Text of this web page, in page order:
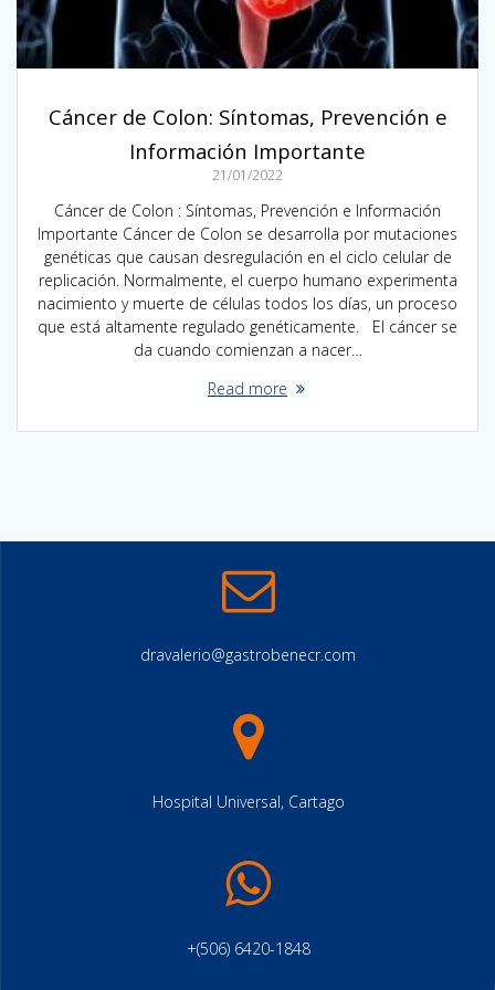
Cáncer de Colon: Síntomas, Prevención e
Información Importante
21/01/2022
Cáncer de Colon : Síntomas, Prevención e Información
Importante Cáncer de Colon se desarrolla por mutaciones
genéticas que causan desregulación en el ciclo celular de
replicación. Normalmente, el cuerpo humano experimenta
nacimiento y muerte de células todos los días, un proceso
que está altamente regulado genéticamente. El cáncer se
da cuando comienzan a nacer…
Read more
dravalerio@gastrobenecr.com
Hospital Universal, Cartago
+(506) 6420-1848